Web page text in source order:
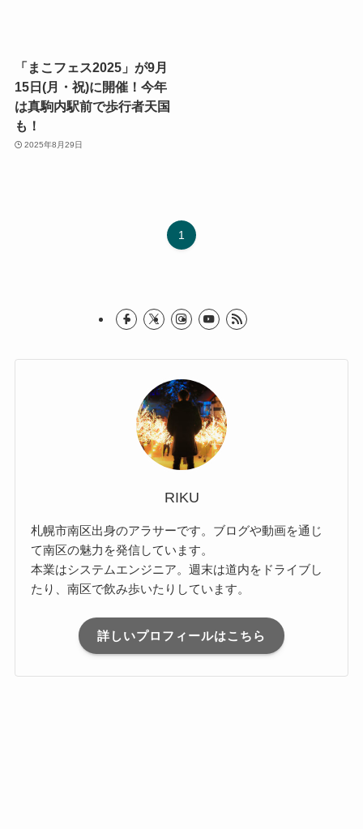
「まこフェス2025」が9月
15日(月・祝)に開催！今年
は真駒内駅前で歩行者天国
も！
2025年8月29日
1
RIKU
札幌市南区出身のアラサーです。ブログや動画を通じ
て南区の魅力を発信しています。
本業はシステムエンジニア。週末は道内をドライブし
たり、南区で飲み歩いたりしています。
詳しいプロフィールはこちら